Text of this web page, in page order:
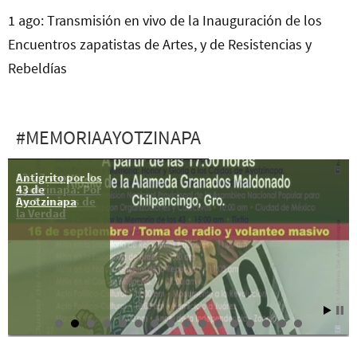
1 ago: Transmisión en vivo de la Inauguración de los
Encuentros zapatistas de Artes, y de Resistencias y
Rebeldías
#MEMORIAAYOTZINAPA
Antigrito por los
43 de
Ayotzinapa
12-27 sep:
Ayotzinapa: Por
los Caminos de
la Verdad